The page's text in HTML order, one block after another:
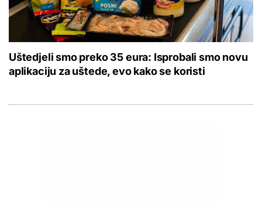
Uštedjeli smo preko 35 eura: Isprobali smo novu
aplikaciju za uštede, evo kako se koristi